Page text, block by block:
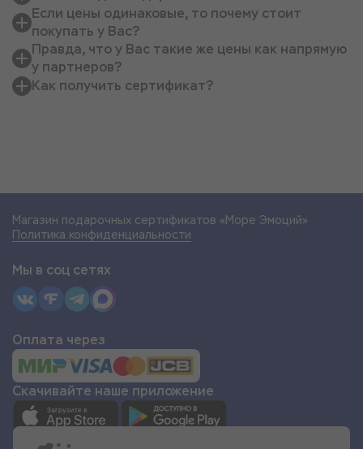
Если цены одинаковые, то почему стоит
покупать у Вас?
Правда, что у Вас такие же цены как напрямую
у партнеров?
Как получить сертификат?
Магазин подарочных сертификатов «Море Эмоций»
Политика конфиденциальности
Мы в соц сетях
Оплата через
Скачивайте наше приложение